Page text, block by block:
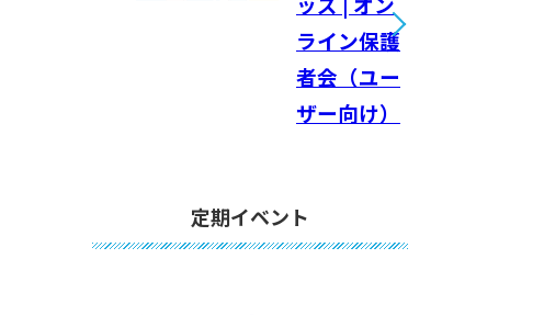
ライン保護
者会（ユー
ザー向け）
定期イベント